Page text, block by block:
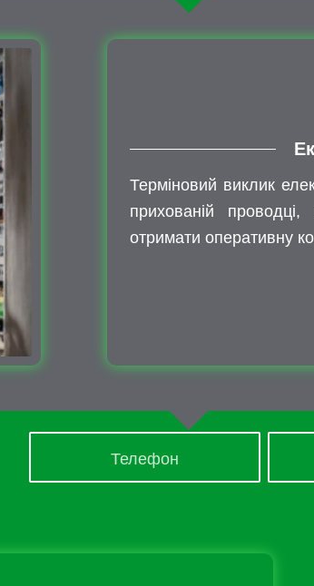
Терміновий виклик
прихованій
отримати оперативну